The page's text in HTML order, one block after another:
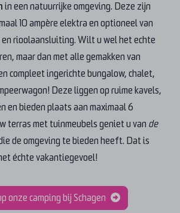
in een natuurrijke omgeving. Deze zijn
10 ampère elektra en optioneel van
rioolaansluiting. Wilt u wel het echte
maar dan met alle gemakken van
compleet ingerichte bungalow, chalet,
Deze liggen op ruime kavels,
en bieden plaats aan maximaal 6
terras met tuinmeubels geniet u van de
de omgeving te bieden heeft. Dat is
échte vakantiegevoel!
onze camping bij Schagen